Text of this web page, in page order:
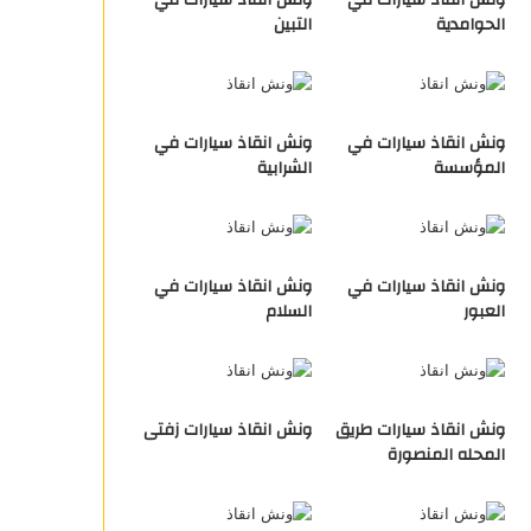
الحوامدية
التبين
ونش انقاذ سيارات في
المؤسسة
ونش انقاذ سيارات في
الشرابية
ونش انقاذ سيارات في
العبور
ونش انقاذ سيارات في
السلام
ونش انقاذ سيارات طريق
المحله المنصورة
ونش انقاذ سيارات زفتى